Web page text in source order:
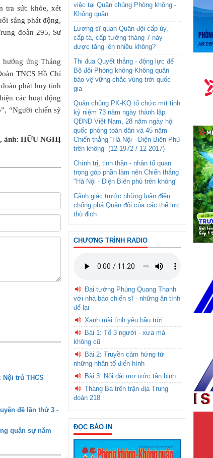
tra sức khỏe, xét
sáng phát động,
đoàn 295, Sư
ứng Tháng
TNCS Hồ Chí
phát huy tinh
các hoạt động
“Người chiến sỹ
ảnh: HỮU NGHỊ
trú THCS
đề lần thứ 3 -
quân sự năm
việc tại Quân chủng Phòng không -
Không quân
Lương sĩ quan Quân đội cấp úy,
cấp tá, cấp tướng tháng 7 này
được tăng lên nhiều không?
Thi đua Quyết thắng - động lực để
Bộ đội Phòng không-Không quân
bảo vệ vững chắc vùng trời quốc
gia
Quân chủng PK-KQ tổ chức mít tinh
kỷ niệm 73 năm ngày thành lập
QĐND Việt Nam, 28 năm ngày hội
quốc phòng toàn dân và 45 năm
Chiến thắng “Hà Nội - Điện Biên Phủ
trên không” (12-1972 / 12-2017)
Chính trị, tinh thần - nhân tố quan
trọng góp phần làm nên Chiến thắng
"Hà Nội - Điện Biên phủ trên không"
Cảnh giác trước những luận điệu
chống phá Quân đội của các thế lực
thù địch
CHƯƠNG TRÌNH RADIO
Đại tướng Phùng Quang Thanh
với nhà báo chiến sĩ - những ân tình
để lại
Xanh mãi tình yêu bầu trời
Bài 1: Tổ 3 người - xưa mà
không cũ
Bài 2: Truyền cảm hứng từ
những nhân tố điển hình
Bài 3: Nối dài mơ ước tân binh
Tháng Ba trên trận địa Trung
đoàn 218
ĐỌC BÁO IN